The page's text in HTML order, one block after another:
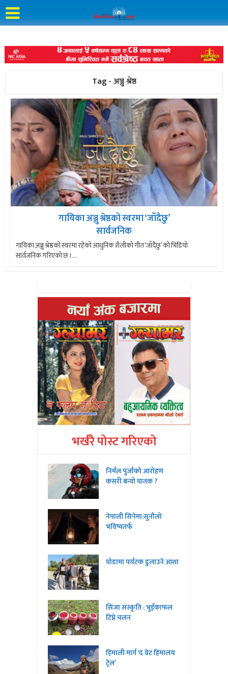
Tag - अञ्जु श्रेष्ठ
गायिका अञ्जु श्रेष्ठको स्वरमा ‘जाँदैछु’
सार्वजनिक
गायिका अञ्जु श्रेष्ठको स्वरमा रहेको आधुनिक शैलीको गीत ‘जाँदैछु’ को भिडियो
सार्वजनिक गरिएको छ ।...
भर्खरै पोस्ट गरिएको
निर्मल पुर्जाको आरोहण
कसरी बन्यो घातक ?
नेपाली सिनेमा:सुनौलो
भविष्यतर्फ
घोडामा पर्यटक डुलाउने आशा
सिंजा संस्कृति : भुइँकाफल
टिप्ने चलन
हिमाली मार्ग ‘द ग्रेट हिमालय
ट्रेल’